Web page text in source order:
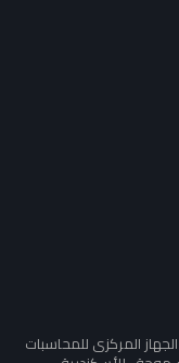
الجهاز المركزى للمحاسبات